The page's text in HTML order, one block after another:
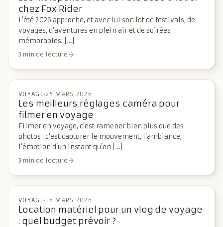
chez Fox Rider
L’été 2026 approche, et avec lui son lot de festivals, de
voyages, d’aventures en plein air et de soirées
mémorables. […]
3 min de lecture
VOYAGE·25 MARS 2026
Les meilleurs réglages caméra pour
filmer en voyage
Filmer en voyage, c’est ramener bien plus que des
photos : c’est capturer le mouvement, l’ambiance,
l’émotion d’un instant qu’on […]
3 min de lecture
VOYAGE·18 MARS 2026
Location matériel pour un vlog de voyage
: quel budget prévoir ?